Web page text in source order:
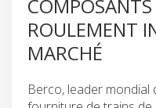
ROULEMENT
MARCHÉ
Berco, leader mondial